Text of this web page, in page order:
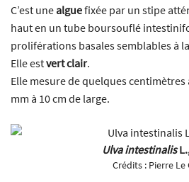
C’est une alguefixée par un stipe
haut en un tube boursouflé
proliférations basales semblables à
Elle estvert clair.
Elle mesure de quelques centimètres
mm à 10 cm de large.
Ulva intestinalis
Crédits : Pierre Le